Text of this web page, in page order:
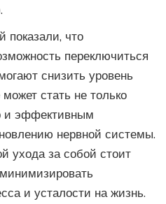
показали, что
переключиться
снизить уровень
может стать не только
и эффективным
нервной системы.
ухода за собой стоит
и усталости на жизнь.